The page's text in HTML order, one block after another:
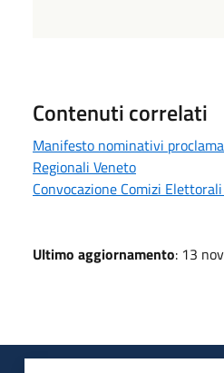
Contenuti correlati
Manifesto nominativi
Regionali Veneto
Convocazione Comizi
Ultimo aggiornamento: 13